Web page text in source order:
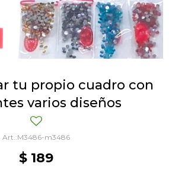
tu propio cuadro con
varios diseños
M3486-m3486
$ 189